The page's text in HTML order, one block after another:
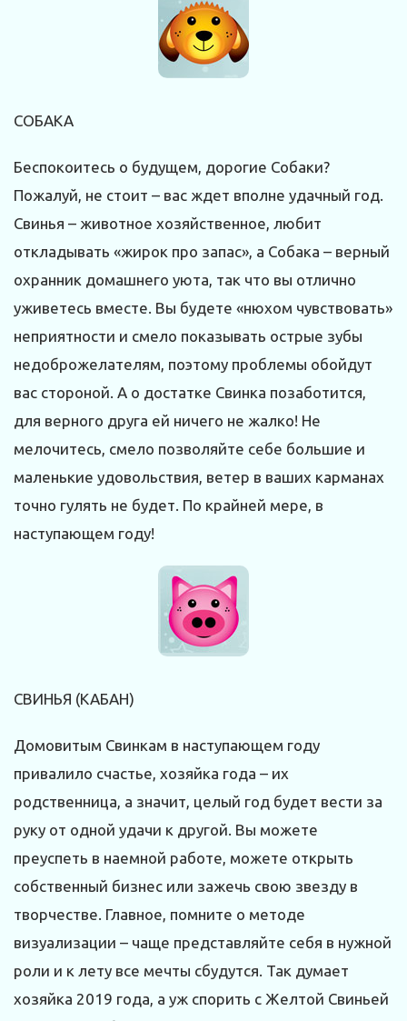
СОБАКА
Беспокоитесь о будущем, дорогие Собаки?
Пожалуй, не стоит – вас ждет вполне удачный год.
Свинья – животное хозяйственное, любит
откладывать «жирок про запас», а Собака – верный
охранник домашнего уюта, так что вы отлично
уживетесь вместе. Вы будете «нюхом чувствовать»
неприятности и смело показывать острые зубы
недоброжелателям, поэтому проблемы обойдут
вас стороной. А о достатке Свинка позаботится,
для верного друга ей ничего не жалко! Не
мелочитесь, смело позволяйте себе большие и
маленькие удовольствия, ветер в ваших карманах
точно гулять не будет. По крайней мере, в
наступающем году!
СВИНЬЯ (КАБАН)
Домовитым Свинкам в наступающем году
привалило счастье, хозяйка года – их
родственница, а значит, целый год будет вести за
руку от одной удачи к другой. Вы можете
преуспеть в наемной работе, можете открыть
собственный бизнес или зажечь свою звезду в
творчестве. Главное, помните о методе
визуализации – чаще представляйте себя в нужной
роли и к лету все мечты сбудутся. Так думает
хозяйка 2019 года, а уж спорить с Желтой Свиньей